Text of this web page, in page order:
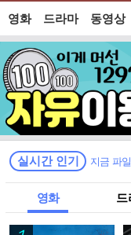
영화 드라마 동영상
실시간 인기 지금 파
영화 드